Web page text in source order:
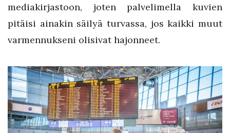
mediakirjastoon, joten palvelimella kuvien
pitäisi ainakin säilyä turvassa, jos kaikki muut
varmennukseni olisivat hajonneet.